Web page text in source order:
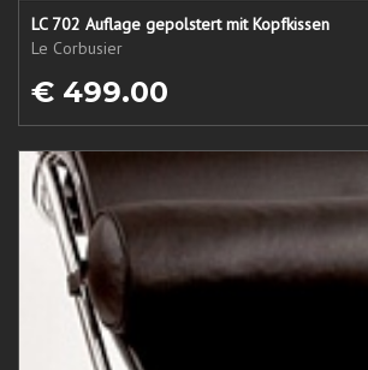
LC 702 Auflage gepolstert mit Kopfkissen
Le Corbusier
€ 499.00